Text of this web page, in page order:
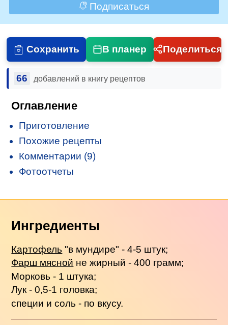
Подписаться
Сохранить В планер Поделиться
66 добавлений в книгу рецептов
Оглавление
Приготовление
Похожие рецепты
Комментарии (9)
Фотоотчеты
Ингредиенты
Картофель "в мундире" - 4-5 штук;
Фарш мясной не жирный - 400 грамм;
Морковь - 1 штука;
Лук - 0,5-1 головка;
специи и соль - по вкусу.